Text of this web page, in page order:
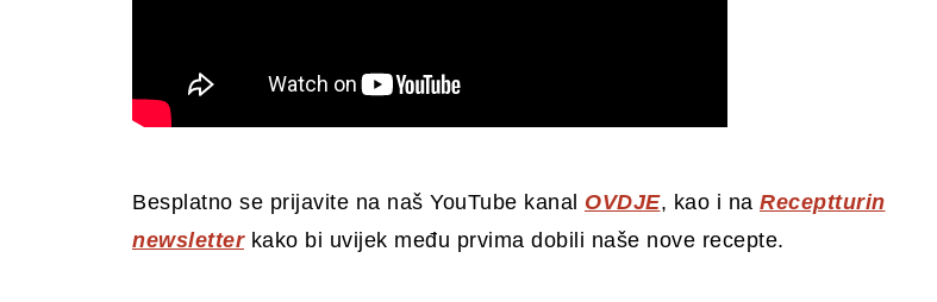
Besplatno se prijavite na naš YouTube kanal OVDJE, kao i na Receptturin
newsletterkako bi uvijek među prvima dobili naše nove recepte.